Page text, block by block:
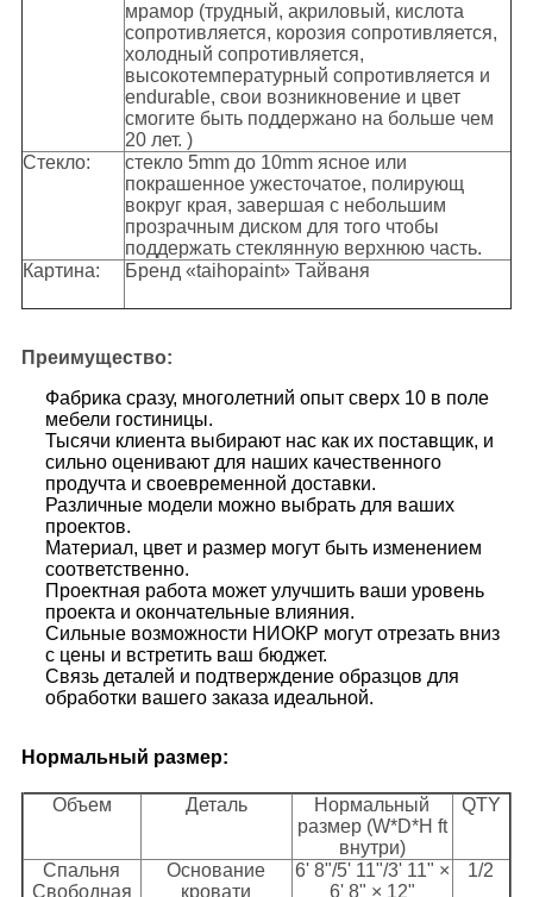
мрамор (трудный, акриловый, кислота
сопротивляется, корозия сопротивляется,
холодный сопротивляется,
высокотемпературный сопротивляется и
endurable, свои возникновение и цвет
смогите быть поддержано на больше чем
20 лет. )
Стекло:
стекло 5mm до 10mm ясное или
покрашенное ужесточатое, полирующ
вокруг края, завершая с небольшим
прозрачным диском для того чтобы
поддержать стеклянную верхнюю часть.
Картина:
Бренд «taihopaint» Тайваня
Преимущество:
Фабрика сразу, многолетний опыт сверх 10 в поле
мебели гостиницы.
Тысячи клиента выбирают нас как их поставщик, и
сильно оценивают для наших качественного
продучта и своевременной доставки.
Различные модели можно выбрать для ваших
проектов.
Материал, цвет и размер могут быть изменением
соответственно.
Проектная работа может улучшить ваши уровень
проекта и окончательные влияния.
Сильные возможности НИОКР могут отрезать вниз
с цены и встретить ваш бюджет.
Связь деталей и подтверждение образцов для
обработки вашего заказа идеальной.
Нормальный размер:
Объем Деталь
Нормальный
размер (W*D*H ft
внутри)
QTY
Спальня
Свободная
Основание
кровати
6' 8"/5' 11"/3' 11" ×
6' 8" × 12"
1/2